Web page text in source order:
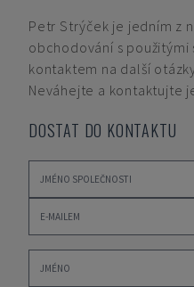
Petr Strýček je jedním z
obchodování s
kontaktem na další
Neváhejte a kontaktujte
DOSTAT DO KONTAKTU